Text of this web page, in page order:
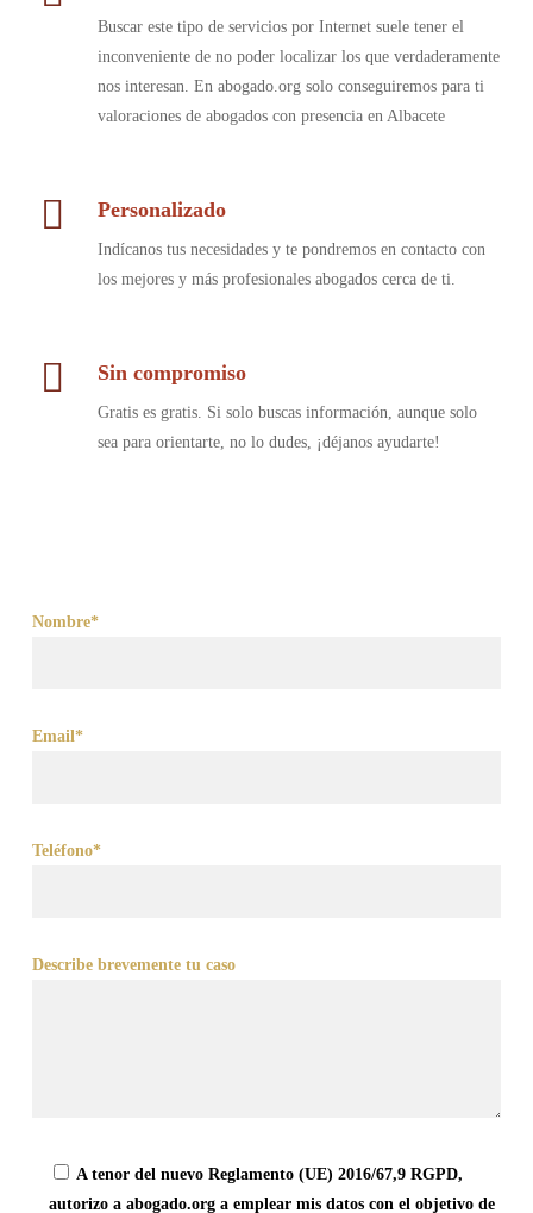
Buscar este tipo de servicios por Internet suele tener el
inconveniente de no poder localizar los que verdaderamente
nos interesan. En abogado.org solo conseguiremos para ti
valoraciones de abogados con presencia en Albacete
Personalizado
Indícanos tus necesidades y te pondremos en contacto con
los mejores y más profesionales abogados cerca de ti.
Sin compromiso
Gratis es gratis. Si solo buscas información, aunque solo
sea para orientarte, no lo dudes, ¡déjanos ayudarte!
Nombre*
Email*
Teléfono*
Describe brevemente tu caso
A tenor del nuevo Reglamento (UE) 2016/67,9 RGPD,
autorizo a abogado.org a emplear mis datos con el objetivo de